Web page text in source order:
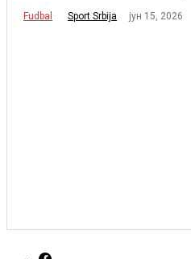
Fudbal Sport Srbija јун 15, 2026